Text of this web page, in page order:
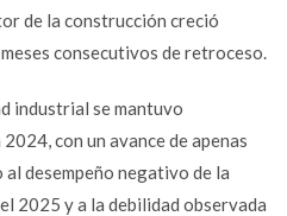
de la construcción creció
consecutivos de retroceso.
industrial se mantuvo
con un avance de apenas
desempeño negativo de la
2025 y a la debilidad observada